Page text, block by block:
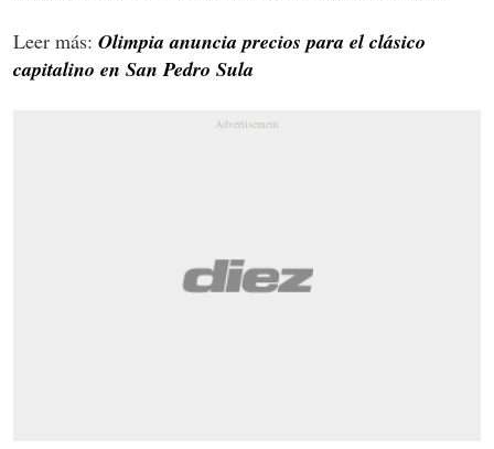
Leer más: Olimpia anuncia precios para el clásico
capitalino en San Pedro Sula